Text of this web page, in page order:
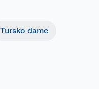
Tursko dame